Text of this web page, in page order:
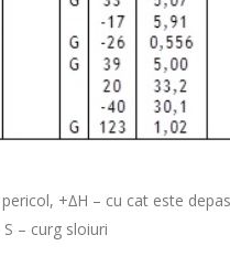
+∆H – cu cat este
– curg sloiuri